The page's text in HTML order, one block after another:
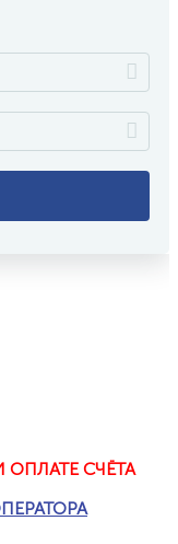
СЧЁТА